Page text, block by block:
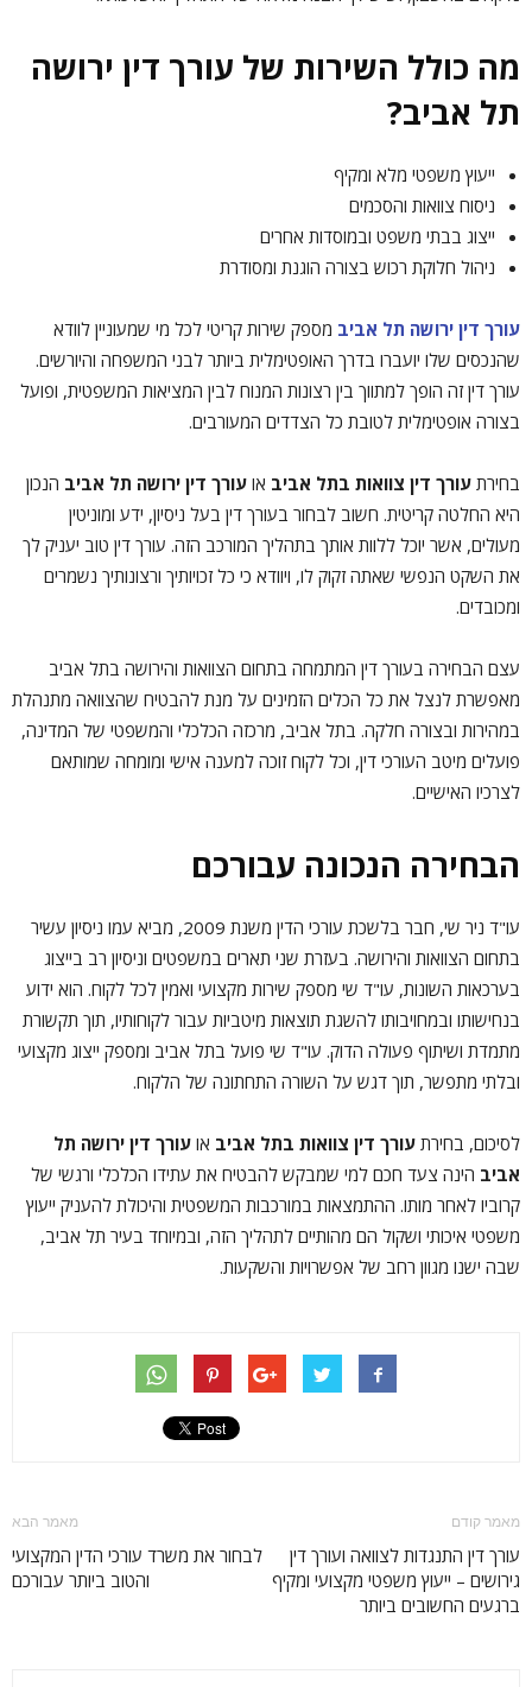
מה כולל השירות של עורך דין ירושה
תל אביב?
ייעוץ משפטי מלא ומקיף
ניסוח צוואות והסכמים
ייצוג בבתי משפט ובמוסדות אחרים
ניהול חלוקת רכוש בצורה הוגנת ומסודרת
עורך דין ירושה תל אביב מספק שירות קריטי לכל מי שמעוניין לוודא
שהנכסים שלו יועברו בדרך האופטימלית ביותר לבני המשפחה והיורשים.
עורך דין זה הופך למתווך בין רצונות המנוח לבין המציאות המשפטית, ופועל
בצורה אופטימלית לטובת כל הצדדים המעורבים.
בחירת עורך דין צוואות בתל אביב או עורך דין ירושה תל אביב הנכון
היא החלטה קריטית. חשוב לבחור בעורך דין בעל ניסיון, ידע ומוניטין
מעולים, אשר יוכל ללוות אותך בתהליך המורכב הזה. עורך דין טוב יעניק לך
את השקט הנפשי שאתה זקוק לו, ויוודא כי כל זכויותיך ורצונותיך נשמרים
ומכובדים.
עצם הבחירה בעורך דין המתמחה בתחום הצוואות והירושה בתל אביב
מאפשרת לנצל את כל הכלים הזמינים על מנת להבטיח שהצוואה מתנהלת
במהירות ובצורה חלקה. בתל אביב, מרכזה הכלכלי והמשפטי של המדינה,
פועלים מיטב העורכי דין, וכל לקוח זוכה למענה אישי ומומחה שמותאם
לצרכיו האישיים.
הבחירה הנכונה עבורכם
עו"ד ניר שי, חבר בלשכת עורכי הדין משנת 2009, מביא עמו ניסיון עשיר
בתחום הצוואות והירושה. בעזרת שני תארים במשפטים וניסיון רב בייצוג
בערכאות השונות, עו"ד שי מספק שירות מקצועי ואמין לכל לקוח. הוא ידוע
בנחישותו ובמחויבותו להשגת תוצאות מיטביות עבור לקוחותיו, תוך תקשורת
מתמדת ושיתוף פעולה הדוק. עו"ד שי פועל בתל אביב ומספק ייצוג מקצועי
ובלתי מתפשר, תוך דגש על השורה התחתונה של הלקוח.
לסיכום, בחירת עורך דין צוואות בתל אביב או עורך דין ירושה תל
אביב הינה צעד חכם למי שמבקש להבטיח את עתידו הכלכלי ורגשי של
קרוביו לאחר מותו. ההתמצאות במורכבות המשפטית והיכולת להעניק ייעוץ
משפטי איכותי ושקול הם מהותיים לתהליך הזה, ובמיוחד בעיר תל אביב,
שבה ישנו מגוון רחב של אפשרויות והשקעות.
מאמר קודם
עורך דין התנגדות לצוואה ועורך דין
גירושים – ייעוץ משפטי מקצועי ומקיף
ברגעים החשובים ביותר
מאמר הבא
לבחור את משרד עורכי הדין המקצועי
והטוב ביותר עבורכם